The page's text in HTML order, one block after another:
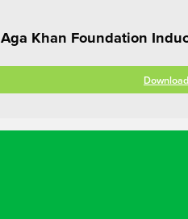
Aga Khan Foundation